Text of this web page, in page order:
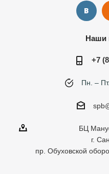
Наши
+7
Пн. –
БЦ
г.
пр. Обуховской